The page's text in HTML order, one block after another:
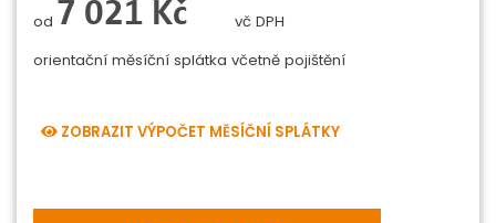
od 0 Kč
vč DPH
orientační měsíční splátka včetně pojištění
ZOBRAZIT VÝPOČET MĚSÍČNÍ SPLÁTKY